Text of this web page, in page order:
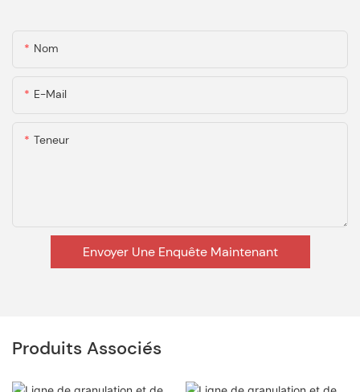
Nom
E-Mail
Teneur
Envoyer Une Enquête Maintenant
Produits Associés